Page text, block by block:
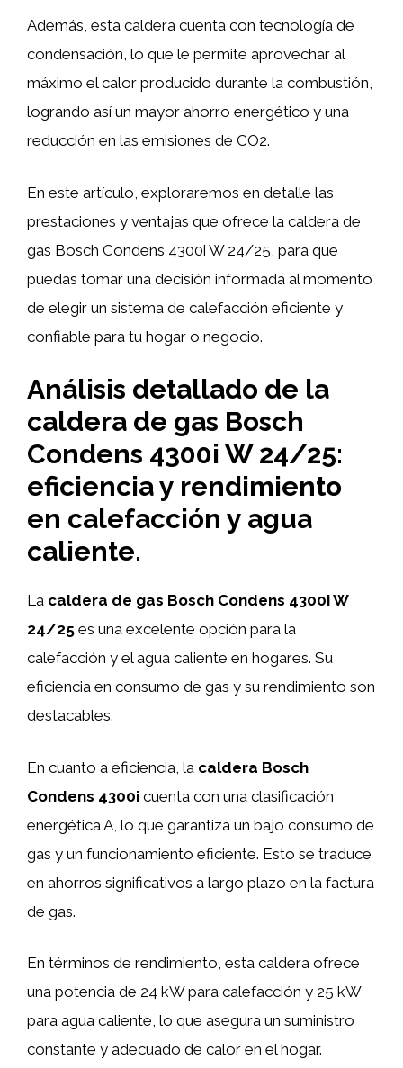
Además, esta caldera cuenta con tecnología de
condensación, lo que le permite aprovechar al
máximo el calor producido durante la combustión,
logrando así un mayor ahorro energético y una
reducción en las emisiones de CO2.
En este artículo, exploraremos en detalle las
prestaciones y ventajas que ofrece la caldera de
gas Bosch Condens 4300i W 24/25, para que
puedas tomar una decisión informada al momento
de elegir un sistema de calefacción eficiente y
confiable para tu hogar o negocio.
Análisis detallado de la
caldera de gas Bosch
Condens 4300i W 24/25:
eficiencia y rendimiento
en calefacción y agua
caliente.
La caldera de gas Bosch Condens 4300i W
24/25 es una excelente opción para la
calefacción y el agua caliente en hogares. Su
eficiencia en consumo de gas y su rendimiento son
destacables.
En cuanto a eficiencia, la caldera Bosch
Condens 4300i cuenta con una clasificación
energética A, lo que garantiza un bajo consumo de
gas y un funcionamiento eficiente. Esto se traduce
en ahorros significativos a largo plazo en la factura
de gas.
En términos de rendimiento, esta caldera ofrece
una potencia de 24 kW para calefacción y 25 kW
para agua caliente, lo que asegura un suministro
constante y adecuado de calor en el hogar.